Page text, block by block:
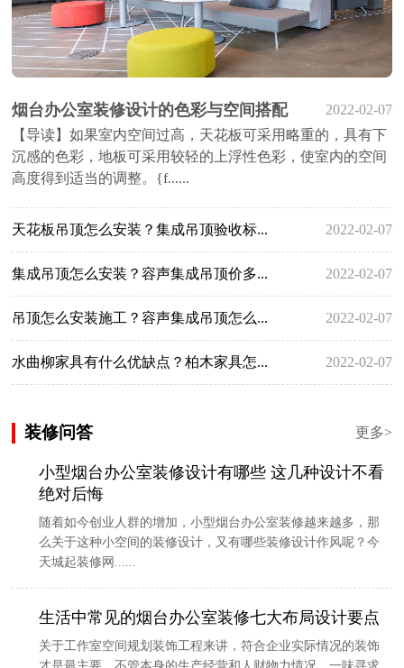
烟台办公室装修设计的色彩与空间搭配
2022-02-07
【导读】如果室内空间过高，天花板可采用略重的，具有下
沉感的色彩，地板可采用较轻的上浮性色彩，使室内的空间
高度得到适当的调整。{f......
天花板吊顶怎么安装？集成吊顶验收标... 2022-02-07
集成吊顶怎么安装？容声集成吊顶价多... 2022-02-07
吊顶怎么安装施工？容声集成吊顶怎么... 2022-02-07
水曲柳家具有什么优缺点？柏木家具怎... 2022-02-07
装修问答 更多>
小型烟台办公室装修设计有哪些 这几种设计不看
绝对后悔
随着如今创业人群的增加，小型烟台办公室装修越来越多，那
么关于这种小空间的装修设计，又有哪些装修设计作风呢？今
天城起装修网......
生活中常见的烟台办公室装修七大布局设计要点
关于工作室空间规划装饰工程来讲，符合企业实际情况的装饰
才是最主要，不管本身的生产经营和人财物力情况，一味寻求